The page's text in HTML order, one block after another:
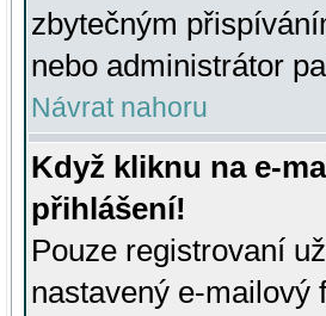
zbytečným
nebo administrátor
Návrat nahoru
Když kliknu na e-
přihlášení!
Pouze registrovaní
nastavený e-mailový